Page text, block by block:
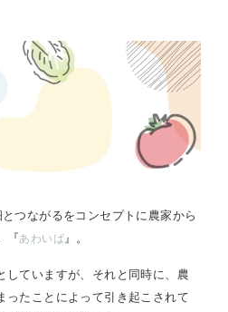
つながるをコンセプトに農家から
『あわいば』。
していますが、それと同時に、農
ったことによって引き起こされて